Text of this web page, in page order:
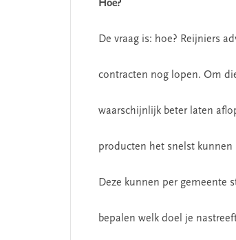
Hoe?
De vraag is: hoe? Reijniers
contracten nog lopen. Om
waarschijnlijk beter laten
producten het snelst
Deze kunnen per gemeente
bepalen welk doel je